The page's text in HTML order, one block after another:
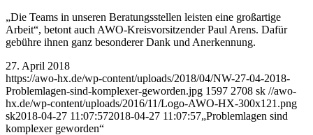
„Die Teams in unseren Beratungsstellen leisten eine großartige
Arbeit“, betont auch AWO-Kreisvorsitzender Paul Arens. Dafür
gebühre ihnen ganz besonderer Dank und Anerkennung.
27. April 2018
https://awo-hx.de/wp-content/uploads/2018/04/NW-27-04-2018-
Problemlagen-sind-komplexer-geworden.jpg 1597 2708 sk //awo-
hx.de/wp-content/uploads/2016/11/Logo-AWO-HX-300x121.png
sk2018-04-27 11:07:572018-04-27 11:07:57„Problemlagen sind
komplexer geworden“